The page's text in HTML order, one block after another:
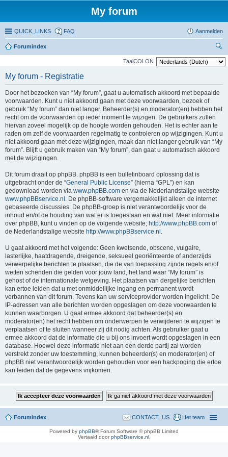
My forum
QUICK_LINKS FAQ Aanmelden
Forumindex
oe
n
TaalCOLON
My forum - Registratie
Door het bezoeken van “My forum”, gaat u automatisch akkoord met bepaalde
voorwaarden. Kunt u niet akkoord gaan met deze voorwaarden, bezoek of
gebruik “My forum” dan niet langer. Beheerder(s) en moderator(en) hebben het
recht om de voorwaarden op ieder moment te wijzigen. De gebruikers zullen
hiervan zoveel mogelijk op de hoogte worden gehouden. Het is echter aan te
raden om zelf de voorwaarden regelmatig te controleren op wijzigingen. Kunt u
niet akkoord gaan met deze wijzigingen, maak dan niet langer gebruik van “My
forum”. Blijft u gebruik maken van “My forum”, dan gaat u automatisch akkoord
met de wijzigingen.
Dit forum draait op phpBB. phpBB is een bulletinboard oplossing dat is
uitgebracht onder de “General Public License” (hierna “GPL”) en kan
gedownload worden via www.phpBB.com en via de Nederlandstalige website
www.phpBBservice.nl . De phpBB-software vergemakkelijkt alleen de internet
gebaseerde discussies. De phpBB-groep is niet verantwoordelijk voor de
inhoud en/of de houding van wat er is toegestaan en wat niet. Meer informatie
over phpBB, kunt u vinden op de volgende website; http://www.phpBB.com of
de Nederlandstalige website http://www.phpBBservice.nl .
U gaat akkoord met het volgende: Geen kwetsende, obscene, vulgaire,
lasterlijke, haatdragende, dreigende, seksueel georiënteerde of anderzijds
verwerpelijke berichten te plaatsen, die de van toepassing zijnde regels en/of
wetten schenden die gelden voor jouw land, het land waar “My forum” is
gehost of de internationale wetgeving. Het plaatsen van dergelijke berichten
kan ertoe leiden dat u met onmiddellijke ingang en permanent wordt
verbannen van dit forum. Tevens kan uw serviceprovider worden ingelicht. De
IP-adressen van alle berichten worden opgeslagen om deze voorwaarden te
kunnen waarborgen. U gaat ermee akkoord dat beheerder(s) en
moderator(en) het recht hebben om onderwerpen te verwijderen te wijzigen te
verplaatsen of te sluiten wanneer zij dit nodig achten. Als gebruiker gaat u
ermee akkoord dat de informatie die u bij ons invoert wordt opgeslagen in een
database. Hoewel deze informatie niet aan een derde partij zal worden
verstrekt zonder uw toestemming, kunnen beheerder(s) en moderator(en) of
phpBB niet verantwoordelijk worden gehouden voor een hackpoging die ertoe
kan leiden dat de gegevens vrijkomen.
Forumindex Het team
CONTACT_US
Powered by phpBB® Forum Software © phpBB Limited
Vertaald doorphpBBservice.nl.